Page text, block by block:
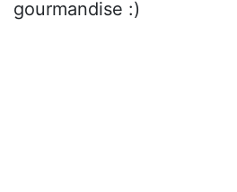
gourmandise :)